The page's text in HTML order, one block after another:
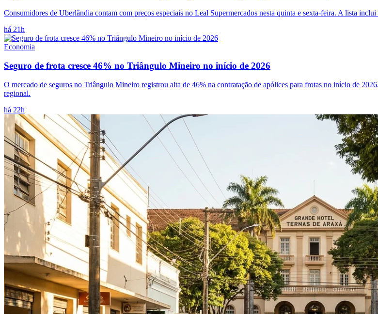
Consumidores de Uberlândia contam com preços especiais no Leal Supermercados nesta quinta e sexta-feira. A lista inclui
há 21h
Economia
Seguro de frota cresce 46% no Triângulo Mineiro no início de 2026
O mercado de seguros no Triângulo Mineiro registrou alta de 46% na contratação de apólices para frotas no início de
regional.
há 22h